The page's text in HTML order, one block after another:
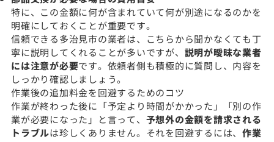
特に、この金額に何が含まれていて何が別途になるのかを
明確にしておくことが重要です。
信頼できる多治見市の業者は、こちらから聞かなくても丁
寧に説明してくれることが多いですが、 説明が曖昧な業者
には注意が必要です。依頼者側も積極的に質問し、内容を
しっかり確認しましょう。
作業後の追加料金を回避するためのコツ
作業が終わった後に「予定より時間がかかった」「別の作
業が必要になった」と言って、 予想外の金額を請求される
トラブルは珍しくありません。それを回避するには、 作業